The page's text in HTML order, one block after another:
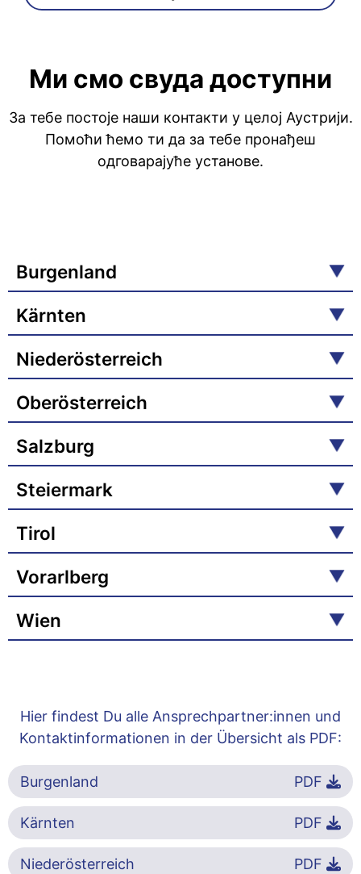
Ми смо свуда доступни
За тебе постоје наши контакти у целој Аустрији.
Помоћи ћемо ти да за тебе пронађеш
одговарајуће установе.
Burgenland
Kärnten
Niederösterreich
Oberösterreich
Salzburg
Steiermark
Tirol
Vorarlberg
Wien
Hier findest Du alle Ansprechpartner:innen und
Kontaktinformationen in der Übersicht als PDF:
Burgenland PDF
Kärnten PDF
Niederösterreich PDF